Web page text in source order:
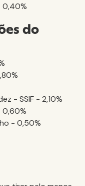
0,40%
do
- SSIF - 2,10%
0,60%
- 0,50%